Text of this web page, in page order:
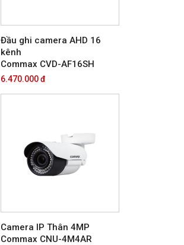
Đầu ghi camera AHD 16
kênh
Commax CVD-AF16SH
6.470.000 đ
Camera IP Thân 4MP
Commax CNU-4M4AR